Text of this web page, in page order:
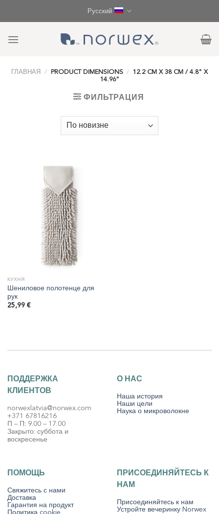
Русский
ГЛАВНАЯ / PRODUCT DIMENSIONS / 12.2 CM X 38 CM / 4.8" X
14.96"
ФИЛЬТРАЦИЯ
КУХНЯ
Шениловое полотенце для
рук
25,99 €
ПОДДЕРЖКА
КЛИЕНТОВ
norwexlatvia@norwex.com
+371 67816216
П – П: 9.00 – 17.00
Закрыто: суббота и
воскресенье
О НАС
Наша история
Наши цели
Наука о микроволокне
ПОМОЩЬ
Свяжитесь с нами
Доставка
Гарантия на продукт
ПРИСОЕДИНЯЙТЕСЬ К
НАМ
Присоединяйтесь к нам
Устройте вечеринку Norwex